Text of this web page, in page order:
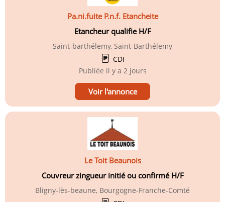
Pa.ni.fuite P.n.f. Etancheite
Etancheur qualifie H/F
Saint-barthélemy, Saint-Barthélemy
CDI
Publiée il y a 2 jours
Voir l'annonce
Le Toit Beaunois
Couvreur zingueur initié ou confirmé H/F
Bligny-lès-beaune, Bourgogne-Franche-Comté